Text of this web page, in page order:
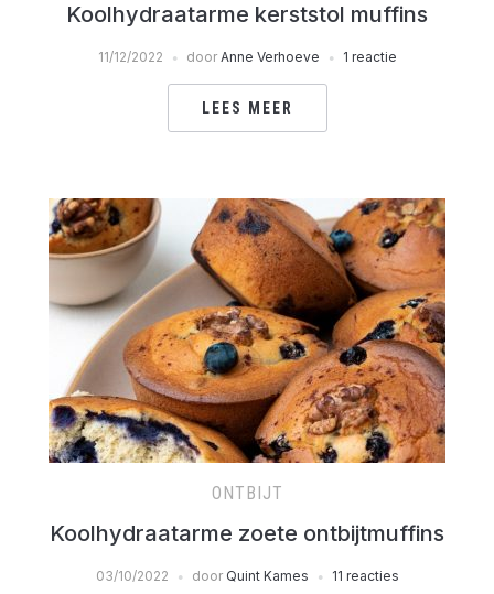
Koolhydraatarme kerststol muffins
11/12/2022 door Anne Verhoeve 1 reactie
LEES MEER
ONTBIJT
Koolhydraatarme zoete ontbijtmuffins
03/10/2022 door Quint Kames 11 reacties